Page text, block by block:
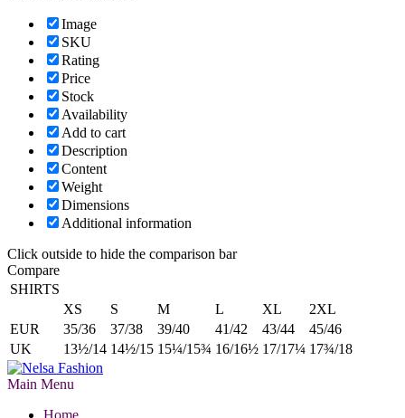
Image
SKU
Rating
Price
Stock
Availability
Add to cart
Description
Content
Weight
Dimensions
Additional information
Click outside to hide the comparison bar
Compare
SHIRTS
XS
S M L XL
2XL
EUR
35/36 37/38 39/40 41/42 43/44
45/46
UK
13½/14 14½/15 15¼/15¾ 16/16½ 17/17¼ 17¾/18
Main Menu
Home